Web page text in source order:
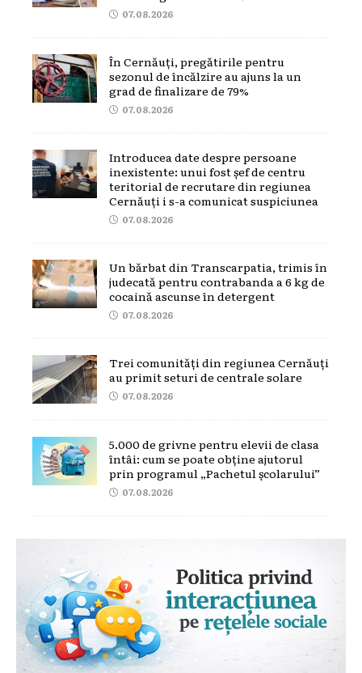
07.08.2026
În Cernăuți, pregătirile pentru
sezonul de încălzire au ajuns la un
grad de finalizare de 79%
07.08.2026
Introducea date despre persoane
inexistente: unui fost șef de centru
teritorial de recrutare din regiunea
Cernăuți i s-a comunicat suspiciunea
07.08.2026
Un bărbat din Transcarpatia, trimis în
judecată pentru contrabanda a 6 kg de
cocaină ascunse în detergent
07.08.2026
Trei comunități din regiunea Cernăuți
au primit seturi de centrale solare
07.08.2026
5.000 de grivne pentru elevii de clasa
întâi: cum se poate obține ajutorul
prin programul „Pachetul școlarului”
07.08.2026